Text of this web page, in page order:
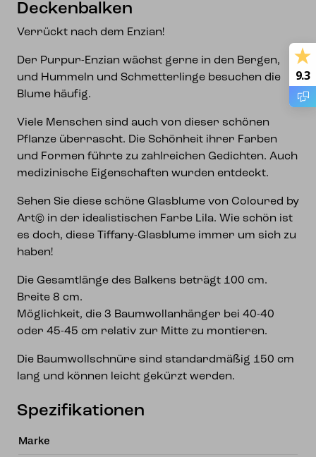
Deckenbalken
Verrückt nach dem Enzian!
Der Purpur-Enzian wächst gerne in den Bergen,
und Hummeln und Schmetterlinge besuchen die
Blume häufig.
Viele Menschen sind auch von dieser schönen
Pflanze überrascht. Die Schönheit ihrer Farben
und Formen führte zu zahlreichen Gedichten. Auch
medizinische Eigenschaften wurden entdeckt.
Sehen Sie diese schöne Glasblume von Coloured by
Art© in der idealistischen Farbe Lila. Wie schön ist
es doch, diese Tiffany-Glasblume immer um sich zu
haben!
Die Gesamtlänge des Balkens beträgt 100 cm.
Breite 8 cm.
Möglichkeit, die 3 Baumwollanhänger bei 40-40
oder 45-45 cm relativ zur Mitte zu montieren.
Die Baumwollschnüre sind standardmäßig 150 cm
lang und können leicht gekürzt werden.
Spezifikationen
Marke
9.3